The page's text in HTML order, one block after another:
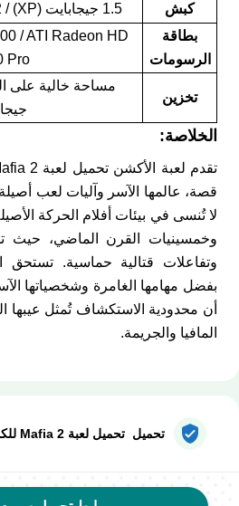
كبش
1.5 جيجابايت (XP) / 2 جيجابايت (Vista/7)
بطاقة
الرسومات
/ ATI Radeon HD
Pro
تخزين
الخلاصة:
قصة، عالمها الآسر وآليات لعب
لا تُنسى في بيئات أفلام الحركة
وخمسينيات القرن الماضي، حيث
وتفاعلات قتالية حماسية. تستحق
بفضل مهامها الغامرة وشخصياتها
أن محدودية الاستكشاف تُمثل
المافيا والجريمة.
تحميل تحميل لعبة Mafia 2 للكمبيوتر من ميديا فاير